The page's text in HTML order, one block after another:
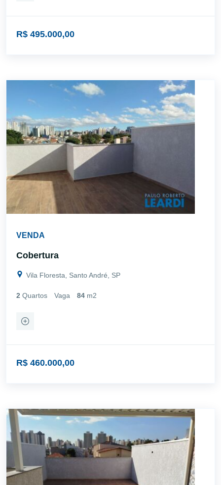
R$ 495.000,00
VENDA
Cobertura
Vila Floresta, Santo André, SP
2 Quartos Vaga 84 m2
R$ 460.000,00